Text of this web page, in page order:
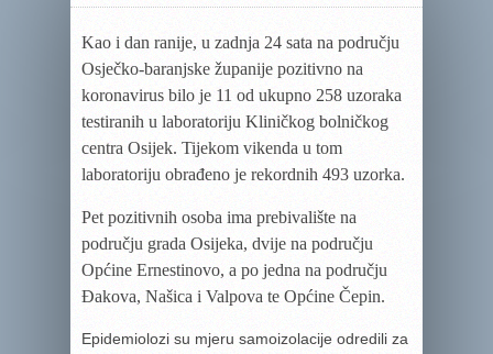
Kao i dan ranije, u zadnja 24 sata na području
Osječko-baranjske županije pozitivno na
koronavirus bilo je 11 od ukupno 258 uzoraka
testiranih u laboratoriju Kliničkog bolničkog
centra Osijek. Tijekom vikenda u tom
laboratoriju obrađeno je rekordnih 493 uzorka.
Pet pozitivnih osoba ima prebivalište na
području grada Osijeka, dvije na području
Općine Ernestinovo, a po jedna na području
Đakova, Našica i Valpova te Općine Čepin.
Epidemiolozi su mjeru samoizolacije odredili za